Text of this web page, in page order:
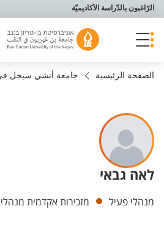
תפריט נגישות
الرّاغبون بالدّراسة الأكاديميّة
الصفحة الرئيسية جامعة أنشي سيجل
לאה גבאי
Departments
מנהלי פעיל מזכירות אקדמית